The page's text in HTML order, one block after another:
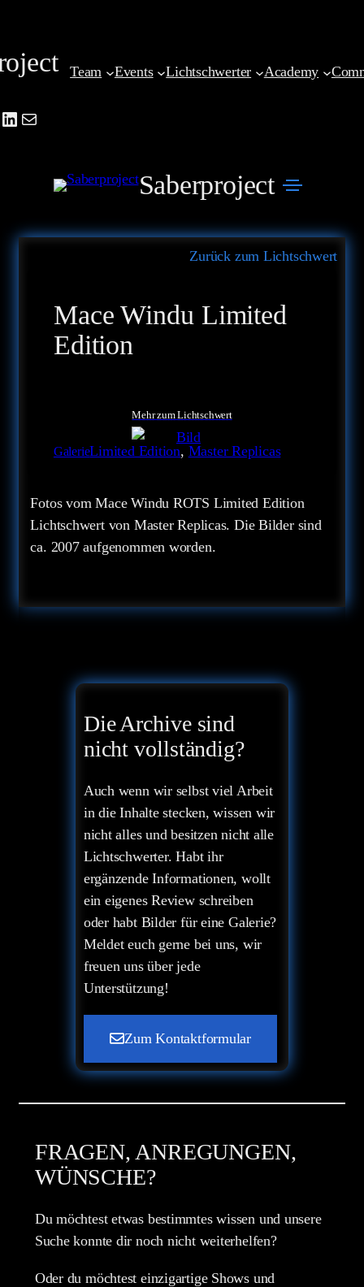
springen
Mail
Team Events Lichtschwerter Academy
Saberproject
Zurück zum Lichtschwert
Mace Windu Limited
Edition
Mehr zum Lichtschwert
GalerieLimited Edition, Master Replicas
Fotos vom Mace Windu ROTS Limited Edition
Lichtschwert von Master Replicas. Die Bilder sind
ca. 2007 aufgenommen worden.
Die Archive sind
nicht vollständig?
Auch wenn wir selbst viel Arbeit
in die Inhalte stecken, wissen wir
nicht alles und besitzen nicht alle
Lichtschwerter. Habt ihr
ergänzende Informationen, wollt
ein eigenes Review schreiben
oder habt Bilder für eine Galerie?
Meldet euch gerne bei uns, wir
freuen uns über jede
Unterstützung!
Zum Kontaktformular
FRAGEN, ANREGUNGEN,
WÜNSCHE?
Du möchtest etwas bestimmtes wissen und unsere
Suche konnte dir noch nicht weiterhelfen?
Oder du möchtest einzigartige Shows und